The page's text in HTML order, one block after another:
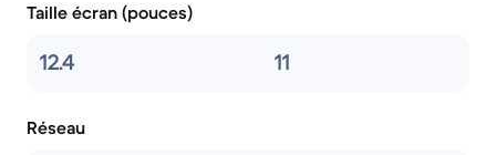
Taille écran (pouces)
12.4 11
Réseau